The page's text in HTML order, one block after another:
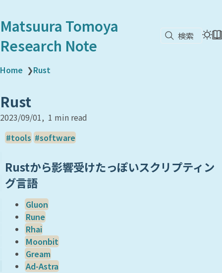
Matsuura Tomoya
Research Note
検索
Home ❯Rust
Rust
2023/09/01
1 min read
tools
software
Rustから影響受けたっぽいスクリプティン
グ言語
Gluon
Rune
Rhai
Moonbit
Gream
Ad-Astra